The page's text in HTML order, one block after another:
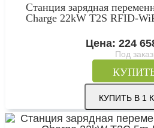
Станция зарядная
Charge 22kW T2S RFID-
Цена: 224
Под заказ
КУПИТЬ В 1